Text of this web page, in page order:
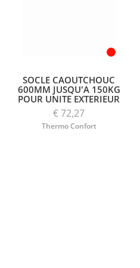
SOCLE CAOUTCHOUC
600MM JUSQU'A 150KG
POUR UNITE EXTERIEUR
€ 72,27
Thermo Confort